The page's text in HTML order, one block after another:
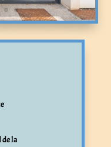
de la